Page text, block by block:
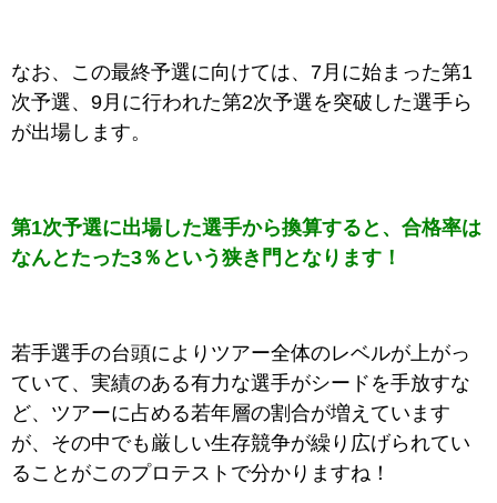
なお、この最終予選に向けては、7月に始まった第1
次予選、9月に行われた第2次予選を突破した選手ら
が出場します。
第1次予選に出場した選手から換算すると、合格率は
なんとたった3％という狭き門となります！
若手選手の台頭によりツアー全体のレベルが上がっ
ていて、実績のある有力な選手がシードを手放すな
ど、ツアーに占める若年層の割合が増えています
が、その中でも厳しい生存競争が繰り広げられてい
ることがこのプロテストで分かりますね！